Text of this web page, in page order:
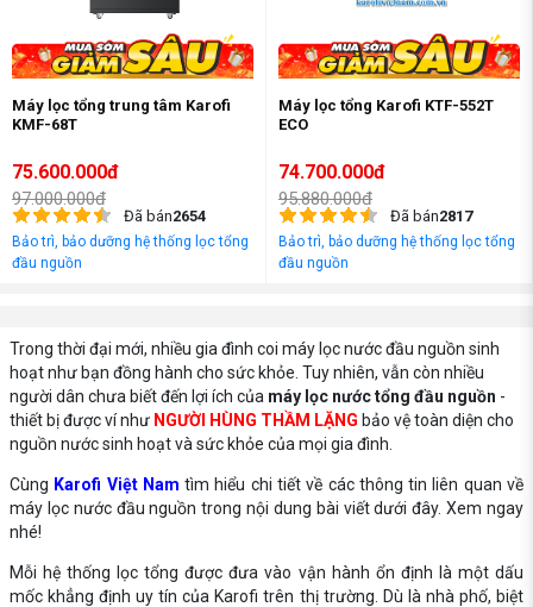
Máy lọc tổng trung tâm Karofi
KMF-68T
75.600.000đ
97.000.000đ
Đã bán2654
Bảo trì, bảo dưỡng hệ thống lọc tổng
đầu nguồn
Máy lọc tổng Karofi KTF-552T
ECO
74.700.000đ
95.880.000đ
Đã bán2817
Bảo trì, bảo dưỡng hệ thống lọc tổng
đầu nguồn
Trong thời đại mới, nhiều gia đình coi máy lọc nước đầu nguồn sinh
hoạt như bạn đồng hành cho sức khỏe. Tuy nhiên, vẫn còn nhiều
người dân chưa biết đến lợi ích của máy lọc nước tổng đầu nguồn -
thiết bị được ví như NGƯỜI HÙNG THẦM LẶNG bảo vệ toàn diện cho
nguồn nước sinh hoạt và sức khỏe của mọi gia đình.
Cùng Karofi Việt Nam tìm hiểu chi tiết về các thông tin liên quan về
máy lọc nước đầu nguồn trong nội dung bài viết dưới đây. Xem ngay
nhé!
Mỗi hệ thống lọc tổng được đưa vào vận hành ổn định là một dấu
mốc khẳng định uy tín của Karofi trên thị trường. Dù là nhà phố, biệt